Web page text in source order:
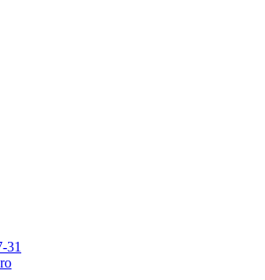
31